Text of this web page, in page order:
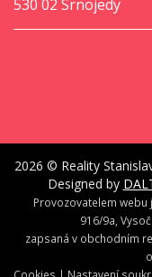
530 02 Srnojedy
2026 © Reality
Designed by
Provozovatelem webu
916/9a,
zapsaná v obchodním